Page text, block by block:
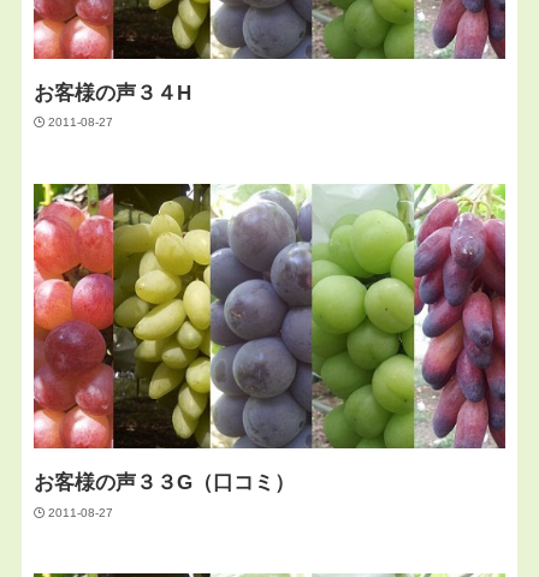
お客様の声３４H
2011-08-27
お客様の声３３G（口コミ）
2011-08-27